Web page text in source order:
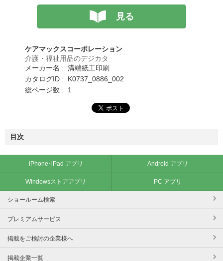
見る
ケアマックスコーポレーション
介護・福祉用品のデジカタ
メーカー名 : 溝端紙工印刷
カタログID : K0737_0886_002
総ページ数 : 1
目次
iPhone･iPad アプリ Android アプリ
Windowsストアアプリ PC アプリ
ショールーム検索
プレミアムサービス
掲載をご検討の企業様へ
掲載企業一覧